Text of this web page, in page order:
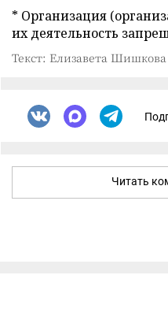
* Организация
их деятельность
Текст: Елизавета Шишкова
Читать